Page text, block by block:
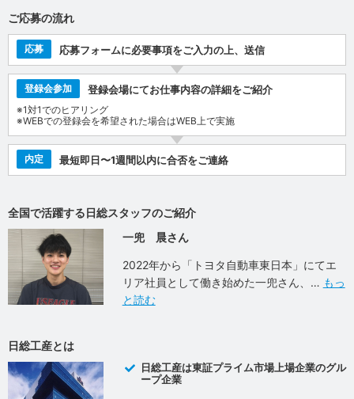
ご応募の流れ
応募 応募フォームに必要事項をご入力の上、送信
登録会参加 登録会場にてお仕事内容の詳細をご紹介
※1対1でのヒアリング
※WEBでの登録会を希望された場合はWEB上で実施
内定 最短即日〜1週間以内に合否をご連絡
全国で活躍する日総スタッフのご紹介
一兜 晨さん
2022年から「トヨタ自動車東日本」にてエ
リア社員として働き始めた一兜さん、
もっ
と読む
日総工産とは
日総工産は東証プライム市場上場企業のグル
ープ企業